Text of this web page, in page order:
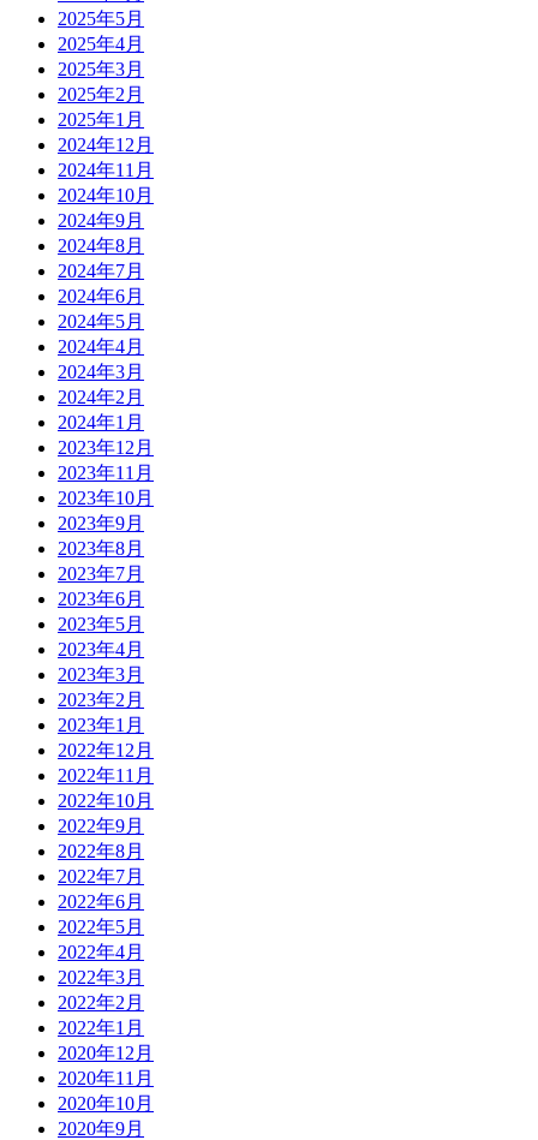
2025年5月
2025年4月
2025年3月
2025年2月
2025年1月
2024年12月
2024年11月
2024年10月
2024年9月
2024年8月
2024年7月
2024年6月
2024年5月
2024年4月
2024年3月
2024年2月
2024年1月
2023年12月
2023年11月
2023年10月
2023年9月
2023年8月
2023年7月
2023年6月
2023年5月
2023年4月
2023年3月
2023年2月
2023年1月
2022年12月
2022年11月
2022年10月
2022年9月
2022年8月
2022年7月
2022年6月
2022年5月
2022年4月
2022年3月
2022年2月
2022年1月
2020年12月
2020年11月
2020年10月
2020年9月